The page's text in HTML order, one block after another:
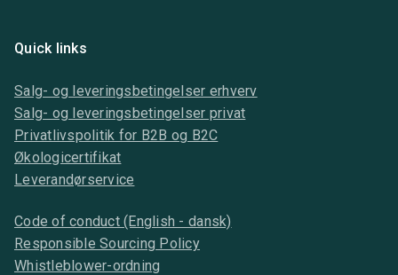
Quick links
Salg- og leveringsbetingelser erhverv
Salg- og leveringsbetingelser privat
Privatlivspolitik for B2B og B2C
Økologicertifikat
Leverandørservice
Code of conduct (English - dansk)
Responsible Sourcing Policy
Whistleblower-ordning